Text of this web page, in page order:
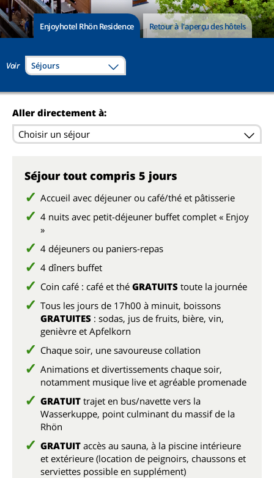
Enjoyhotel Rhön Residence Retour à l'aperçu des hôtels
Voir Séjours
Aller directement à:
Choisir un séjour
Séjour tout compris 5 jours
Accueil avec déjeuner ou café/thé et pâtisserie
4 nuits avec petit-déjeuner buffet complet « Enjoy
»
4 déjeuners ou paniers-repas
4 dîners buffet
Coin café : café et thé GRATUITS toute la journée
Tous les jours de 17h00 à minuit, boissons
GRATUITES : sodas, jus de fruits, bière, vin,
genièvre et Apfelkorn
Chaque soir, une savoureuse collation
Animations et divertissements chaque soir,
notamment musique live et agréable promenade
GRATUIT trajet en bus/navette vers la
Wasserkuppe, point culminant du massif de la
Rhön
GRATUIT accès au sauna, à la piscine intérieure
et extérieure (location de peignoirs, chaussons et
serviettes possible en supplément)